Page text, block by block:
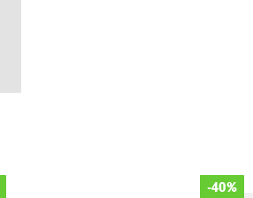
-40%